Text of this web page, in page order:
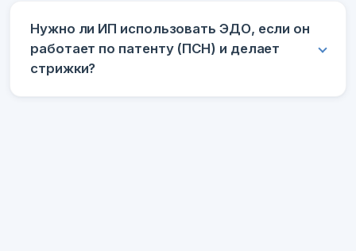
Нужно ли ИП использовать ЭДО, если он
работает по патенту (ПСН) и делает
стрижки?